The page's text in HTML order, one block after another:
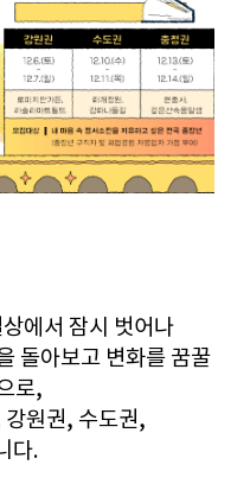
에서 잠시 벗어나
돌아보고 변화를 꿈꿀
로,
원권, 수도권,
다.